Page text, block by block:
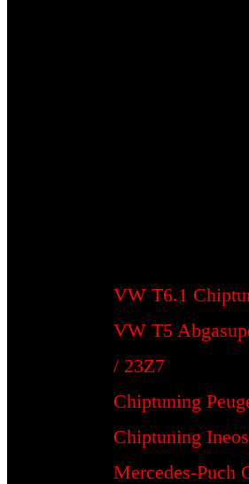
VW T6.1
VW T5
/ 23Z7
Chiptuning
Chiptuning
Mercedes-Puch